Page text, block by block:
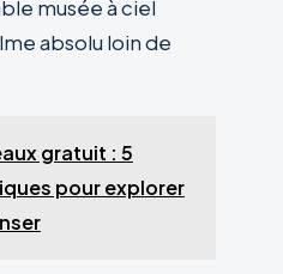
musée à ciel
absolu loin de
gratuit : 5
pour explorer